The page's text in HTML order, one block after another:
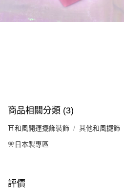
商品相關分類 (3)
⛩️和風開運擺飾裝飾 其他和風擺飾
🎌日本製專區
評價